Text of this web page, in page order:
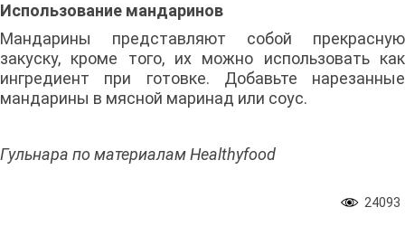
Использование мандаринов
Мандарины представляют собой прекрасную
закуску, кроме того, их можно использовать как
ингредиент при готовке. Добавьте нарезанные
мандарины в мясной маринад или соус.
Гульнара по материалам Healthyfood
24093